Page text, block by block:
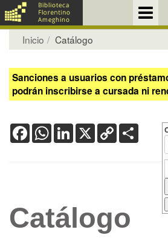
Inicio Catálogo
Sanciones a usuarios con
podrán inscribirse a cursada ni
FacebookWhatsApp
LinkedIn
X Copy
Link
Catálogo